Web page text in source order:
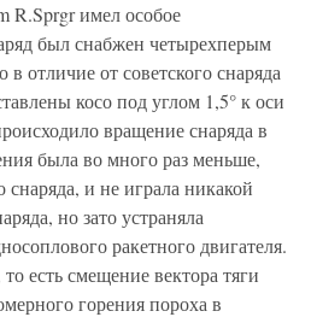
R.Sprgr имел особое
был снабжен четырехперым
отличие от советского снаряда
косо под углом 1,5° к оси
вращение снаряда в
была во много раз меньше,
снаряда, и не играла никакой
но зато устраняла
ракетного двигателя.
есть смещение вектора тяги
горения пороха в